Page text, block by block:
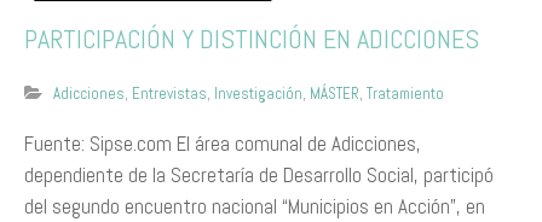
PARTICIPACIÓN Y DISTINCIÓN EN ADICCIONES
Adicciones, Entrevistas, Investigación, MÁSTER, Tratamiento
Fuente: Sipse.com El área comunal de Adicciones,
dependiente de la Secretaría de Desarrollo Social, participó
del segundo encuentro nacional “Municipios en Acción”, en